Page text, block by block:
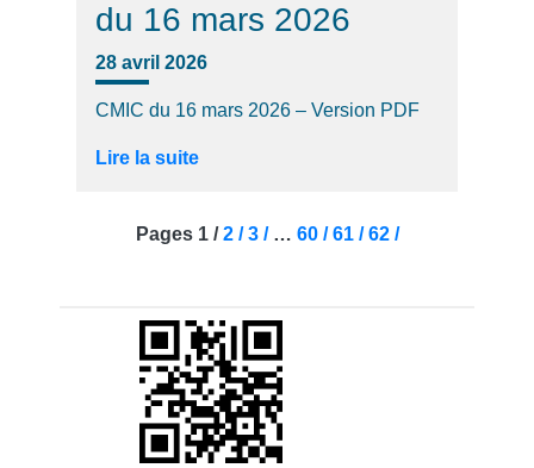
du 16 mars 2026
28 avril 2026
CMIC du 16 mars 2026 – Version PDF
Lire la suite
Pages 1 /2 /3 / … 60 /61 /62 /